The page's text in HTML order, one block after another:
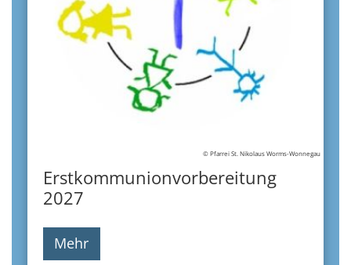
© Pfarrei St. Nikolaus Worms-Wonnegau
Erstkommunionvorbereitung
2027
Mehr